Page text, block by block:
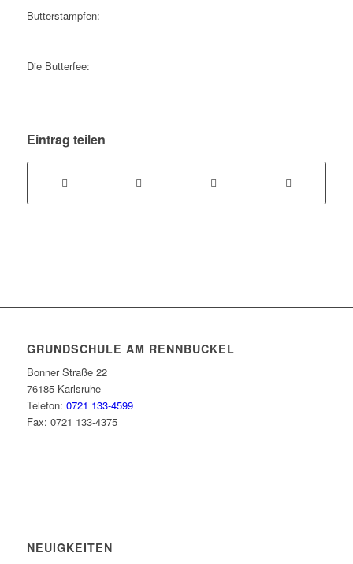
Butterstampfen:
Die Butterfee:
Eintrag teilen
GRUNDSCHULE AM RENNBUCKEL
Bonner Straße 22
76185 Karlsruhe
Telefon: 0721 133-4599
Fax: 0721 133-4375
NEUIGKEITEN